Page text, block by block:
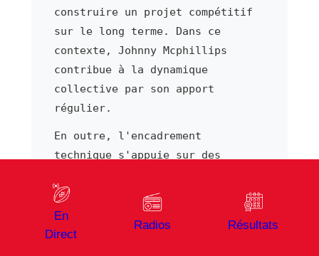
construire un projet compétitif
sur le long terme. Dans ce
contexte, Johnny Mcphillips
contribue à la dynamique
collective par son apport
régulier.
En outre, l'encadrement
technique s'appuie sur des
structurent le jeu de l'équipe.
Notamment, la formation reste au
cœur du projet sportif, avec un
En
Direct
Radios Résultats